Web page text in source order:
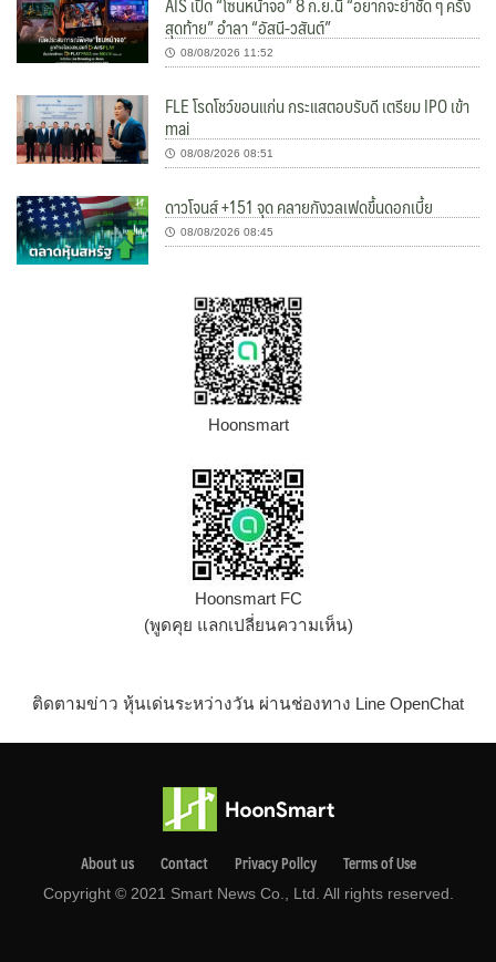
สุดท้าย” อำลา “อัสนี-วสันต์”
08/08/2026 11:52
FLE โรดโชว์ขอนแก่น กระแสตอบรับดี เตรียม IPO เข้า
mai
08/08/2026 08:51
ดาวโจนส์ +151 จุด คลายกังวลเฟดขึ้นดอกเบี้ย
08/08/2026 08:45
Hoonsmart
Hoonsmart FC
(พูดคุย แลกเปลี่ยนความเห็น)
ติดตามข่าว หุ้นเด่นระหว่างวัน ผ่านช่องทาง Line OpenChat
About us Contact Privacy Pollcy Terms of Use
Copyright © 2021 Smart News Co., Ltd. All rights reserved.